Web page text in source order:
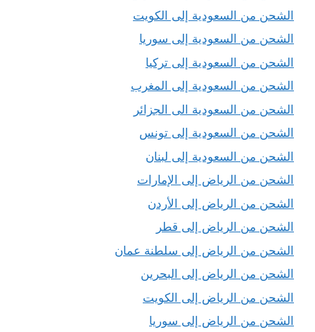
الشحن من السعودية إلى الكويت
الشحن من السعودية إلى سوريا
الشحن من السعودية إلى تركيا
الشحن من السعودية إلى المغرب
الشحن من السعودية الى الجزائر
الشحن من السعودية إلى تونس
الشحن من السعودية إلى لبنان
الشحن من الرياض إلى الإمارات
الشحن من الرياض إلى الأردن
الشحن من الرياض إلى قطر
الشحن من الرياض إلى سلطنة عمان
الشحن من الرياض إلى البحرين
الشحن من الرياض إلى الكويت
الشحن من الرياض إلى سوريا